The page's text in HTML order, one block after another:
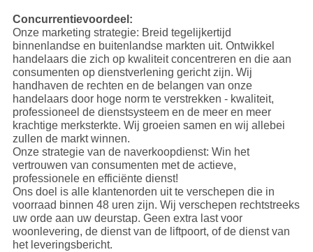
Concurrentievoordeel:
Onze marketing strategie: Breid tegelijkertijd
binnenlandse en buitenlandse markten uit. Ontwikkel
handelaars die zich op kwaliteit concentreren en die aan
consumenten op dienstverlening gericht zijn. Wij
handhaven de rechten en de belangen van onze
handelaars door hoge norm te verstrekken - kwaliteit,
professioneel de dienstsysteem en de meer en meer
krachtige merksterkte. Wij groeien samen en wij allebei
zullen de markt winnen.
Onze strategie van de naverkoopdienst: Win het
vertrouwen van consumenten met de actieve,
professionele en efficiënte dienst!
Ons doel is alle klantenorden uit te verschepen die in
voorraad binnen 48 uren zijn. Wij verschepen rechtstreeks
uw orde aan uw deurstap. Geen extra last voor
woonlevering, de dienst van de liftpoort, of de dienst van
het leveringsbericht.